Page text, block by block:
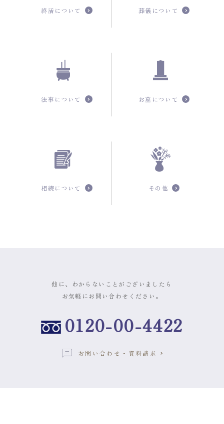
終活について 葬儀について
法事について お墓について
相続について その他
他に、わからないことがございましたら
お気軽にお問い合わせください。
0120-00-4422
お問い合わせ・資料請求